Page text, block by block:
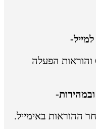
ישלח אליכם אימייל עם קוד QR והוראות הפעלה